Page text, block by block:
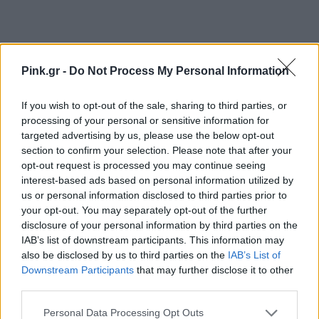
Pink.gr - Do Not Process My Personal Information
If you wish to opt-out of the sale, sharing to third parties, or
processing of your personal or sensitive information for
targeted advertising by us, please use the below opt-out
section to confirm your selection. Please note that after your
opt-out request is processed you may continue seeing
interest-based ads based on personal information utilized by
us or personal information disclosed to third parties prior to
your opt-out. You may separately opt-out of the further
disclosure of your personal information by third parties on the
IAB’s list of downstream participants. This information may
also be disclosed by us to third parties on the IAB’s List of
Downstream Participants that may further disclose it to other
Personal Data Processing Opt Outs
Ακολουθήστε το Pink.gr στοGoogle Newsκαι
μάθετε πρώτοιτα πιο hot νέα.
Ακολουθήστε το Pink.gr και στοInstagram
ΔΙΑΦΗΜΙΣΗ